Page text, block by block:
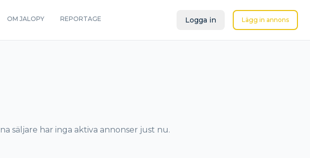
OM JALOPY REPORTAGE Logga in Lägg in annons
säljare har inga aktiva annonser just nu.